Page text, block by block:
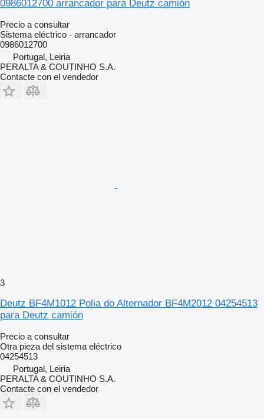
0986012700 arrancador para Deutz camión
Precio a consultar
Sistema eléctrico - arrancador
0986012700
Portugal, Leiria
PERALTA & COUTINHO S.A.
Contacte con el vendedor
3
Deutz BF4M1012 Polia do Alternador BF4M2012 04254513
para Deutz camión
Precio a consultar
Otra pieza del sistema eléctrico
04254513
Portugal, Leiria
PERALTA & COUTINHO S.A.
Contacte con el vendedor